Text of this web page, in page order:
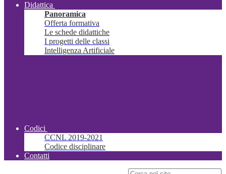
Didattica
Panoramica
Offerta formativa
Le schede didattiche
I progetti delle classi
Intelligenza Artificiale
Codici
CCNL 2019-2021
Codice disciplinare
Contatti